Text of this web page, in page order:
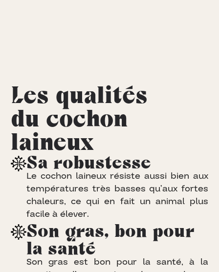
Les qualités
du cochon
laineux
Sa robustesse
Le cochon laineux résiste aussi bien aux
températures très basses qu’aux fortes
chaleurs, ce qui en fait un animal plus
facileà élever.
Son gras, bon pour
la santé
Son gras est bon pour la santé, à la